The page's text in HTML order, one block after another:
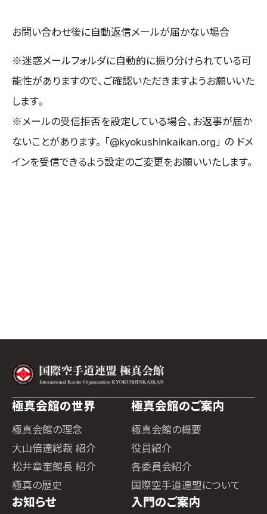
お問い合わせ後に自動返信メールが届かない場合
※迷惑メールフォルダに自動的に振り分けられている可
能性がありますので、ご確認いただきますようお願いいた
します。
※メールの受信拒否を設定している場合、お返事が届か
ないことがあります。 「@kyokushinkaikan.org」 の ドメ
インを受信できるよう設定のご変更をお願いいたします。
極真会館の世界
極真会館の理念
大山倍達総裁 紹介
松井章奎館長 紹介
極真の歴史
極真会館のご案内
極真会館の概要
役員紹介
各委員会紹介
国際空手道連盟について
お知らせ 入門のご案内